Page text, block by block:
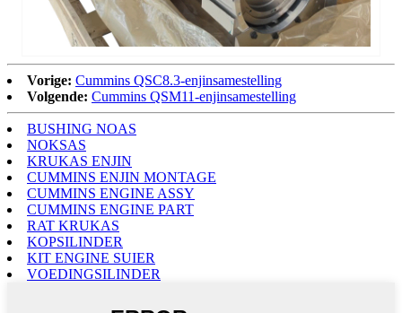
Vorige: Cummins QSC8.3-enjinsamestelling
Volgende: Cummins QSM11-enjinsamestelling
BUSHING NOAS
NOKSAS
KRUKAS ENJIN
CUMMINS ENJIN MONTAGE
CUMMINS ENGINE ASSY
CUMMINS ENGINE PART
RAT KRUKAS
KOPSILINDER
KIT ENGINE SUIER
VOEDINGSILINDER